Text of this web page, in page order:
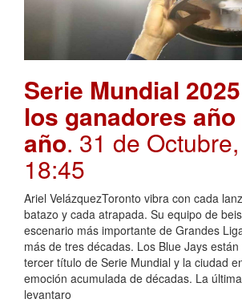
Serie Mundial
los ganadores
año. 31 de
18:45
Ariel VelázquezToronto vibra con cada
batazo y cada atrapada. Su equipo de
escenario más importante de Grandes
más de tres décadas. Los Blue Jays
tercer título de Serie Mundial y la ciudad
emoción acumulada de décadas. La
levantaro